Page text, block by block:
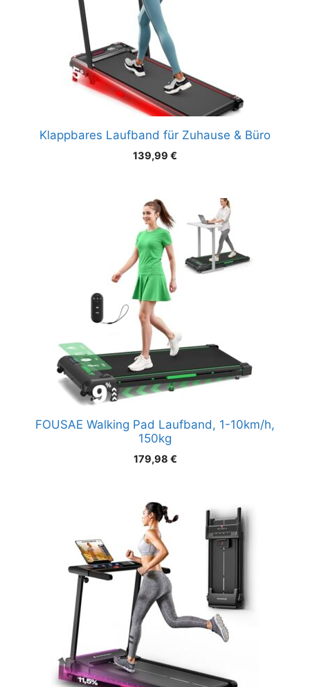
Klappbares Laufband für Zuhause & Büro
139,99 €
FOUSAE Walking Pad Laufband, 1-10km/h,
150kg
179,98 €